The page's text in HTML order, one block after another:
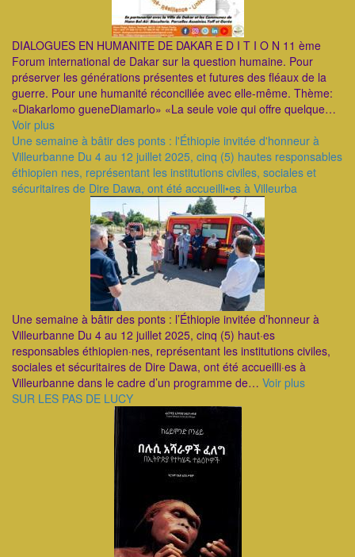
DIALOGUES EN HUMANITE DE DAKAR E D I T I O N 11 ème
Forum international de Dakar sur la question humaine. Pour
préserver les générations présentes et futures des fléaux de la
guerre. Pour une humanité réconciliée avec elle-même. Thème:
«Diakarlomo gueneDiamarlo» «La seule voie qui offre quelque…
Voir plus
Une semaine à bâtir des ponts : l'Éthiopie invitée d'honneur à
Villeurbanne Du 4 au 12 juillet 2025, cinq (5) hautes responsables
éthiopien nes, représentant les institutions civiles, sociales et
sécuritaires de Dire Dawa, ont été accueilli•es à Villeurba
Une semaine à bâtir des ponts : l’Éthiopie invitée d’honneur à
Villeurbanne Du 4 au 12 juillet 2025, cinq (5) haut·es
responsables éthiopien·nes, représentant les institutions civiles,
sociales et sécuritaires de Dire Dawa, ont été accueilli·es à
Villeurbanne dans le cadre d’un programme de… Voir plus
SUR LES PAS DE LUCY